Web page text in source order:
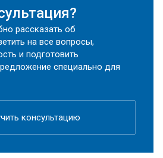
рассказать об
на все вопросы,
и подготовить
специально для
консультацию